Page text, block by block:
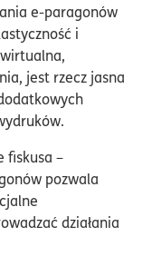
e-paragonów
i
jest rzecz jasna
fiskusa –
pozwala
działania